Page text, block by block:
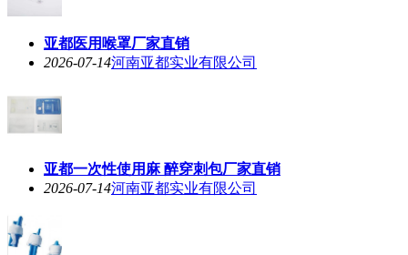
亚都医用喉罩厂家直销
2026-07-14河南亚都实业有限公司
亚都一次性使用麻 醉穿刺包厂家直销
2026-07-14河南亚都实业有限公司